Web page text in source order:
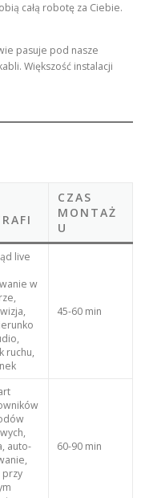
całą robotę za Ciebie.
pasuje pod nasze
Większość instalacji
CZAS
MONTAŻ
U
live
w
ruchu,
45-60 min
auto-
przy
60-90 min